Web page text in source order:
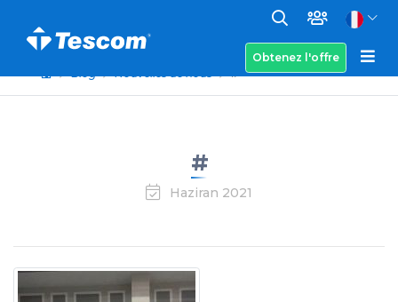
Obtenez l'offre
Blog
Nouvelles de nous #
#
Haziran 2021